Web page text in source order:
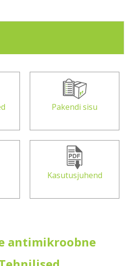
Pakendi sisu
Kasutusjuhend
antimikroobne